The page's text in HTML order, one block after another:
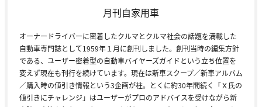
月刊自家用車
オーナードライバーに密着したクルマとクルマ社会の話題を満載した
自動車専門誌として1959年１月に創刊しました。創刊当時の編集方針
である、ユーザー密着型の自動車バイヤーズガイドという立ち位置を
変えず現在も刊行を続けています。現在は新車スクープ／新車アルバム
／購入時の値引き情報という3企画が柱。とくに約30年間続く「Ｘ氏の
値引きにチャレンジ」はユーザーがプロのアドバイスを受けながら新